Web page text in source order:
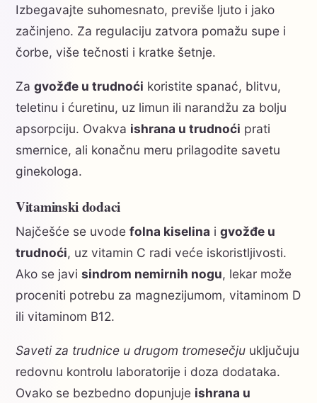
Izbegavajte suhomesnato, previše ljuto i jako
začinjeno. Za regulaciju zatvora pomažu supe i
čorbe, više tečnosti i kratke šetnje.
Za gvožđe u trudnoći koristite spanać, blitvu,
teletinu i ćuretinu, uz limun ili narandžu za bolju
apsorpciju. Ovakva ishrana u trudnoći prati
smernice, ali konačnu meru prilagodite savetu
ginekologa.
Vitaminski dodaci
Najčešće se uvode folna kiselina i gvožđe u
trudnoći, uz vitamin C radi veće iskoristljivosti.
Ako se javi sindrom nemirnih nogu, lekar može
proceniti potrebu za magnezijumom, vitaminom D
ili vitaminom B12.
Saveti za trudnice u drugom tromesečju uključuju
redovnu kontrolu laboratorije i doza dodataka.
Ovako se bezbedno dopunjuje ishrana u